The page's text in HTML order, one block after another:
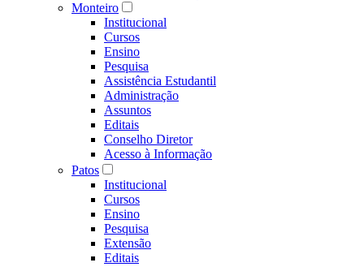
Monteiro
Institucional
Cursos
Ensino
Pesquisa
Assistência Estudantil
Administração
Assuntos
Editais
Conselho Diretor
Acesso à Informação
Patos
Institucional
Cursos
Ensino
Pesquisa
Extensão
Editais